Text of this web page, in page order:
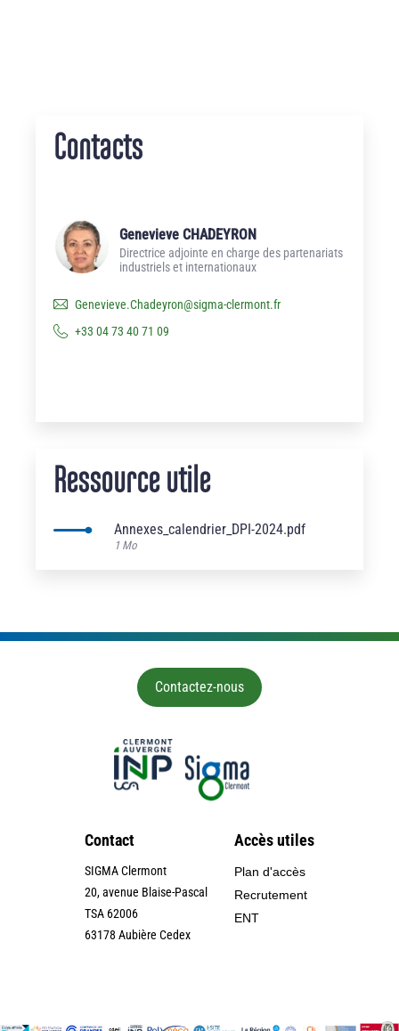
Contacts
Genevieve CHADEYRON
Directrice adjointe en charge des partenariats
industriels et internationaux
Genevieve.Chadeyron@sigma-clermont.fr
+33 04 73 40 71 09
Ressource utile
Annexes_calendrier_DPI-2024.pdf
1 Mo
Contactez-nous
Contact
SIGMA Clermont
20, avenue Blaise-Pascal
TSA 62006
63178 Aubière Cedex
Accès utiles
Plan d'accès
Recrutement
ENT